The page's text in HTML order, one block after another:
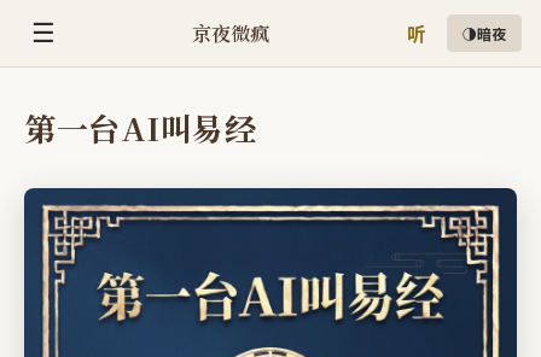
☰ 京夜微疯 听 ◑暗夜
第一台AI叫易经